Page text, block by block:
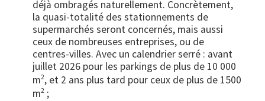
déjà ombragés naturellement. Concrètement,
la quasi-totalité des stationnements de
supermarchés seront concernés, mais aussi
ceux de nombreuses entreprises, ou de
centres-villes. Avec un calendrier serré : avant
juillet 2026 pour les parkings de plus de 10 000
m2, et 2 ans plus tard pour ceux de plus de 1500
m2 ;